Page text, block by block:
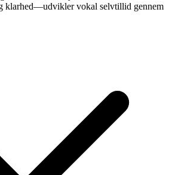
klarhed—udvikler vokal selvtillid gennem